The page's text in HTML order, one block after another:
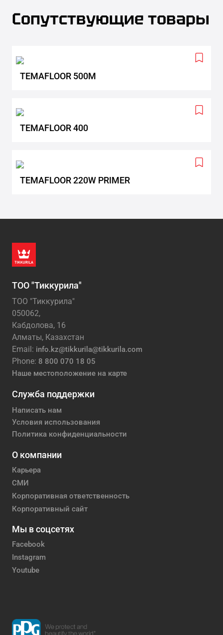
Сопутствующие товары
Add
TEMAFLOOR 500M
Add
TEMAFLOOR 400
Add
TEMAFLOOR 220W PRIMER
ТОО "Тиккурила"
ТОО "Тиккурила"
050062,
Кабдолова, 16
Алматы, Казахстан
Email: info.kz@tikkurila@tikkurila.com
Phone: 8 800 070 18 05
Наше местоположение на карте
Служба поддержки
Написать нам
Условия использования
Политика конфиденциальности
О компании
Карьера
СМИ
Корпоративная ответственность
Корпоративный сайт
Мы в соцсетях
Facebook
Instagram
Youtube